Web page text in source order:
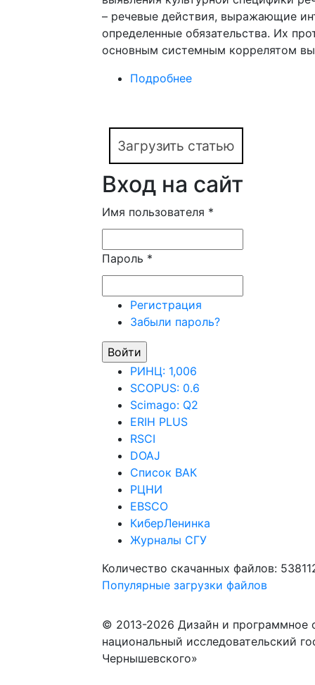
– речевые действия, выражающие
определенные обязательства. Их
основным системным коррелятом
Подробнее
Загрузить статью
Вход на сайт
Имя пользователя *
Пароль *
Регистрация
Забыли пароль?
РИНЦ: 1,006
SCOPUS: 0.6
Scimago: Q2
ERIH PLUS
RSCI
DOAJ
Список ВАК
РЦНИ
EBSCO
КиберЛенинка
Журналы СГУ
Количество скачанных файлов:
Популярные загрузки файлов
© 2013-2026 Дизайн и программное
национальный исследовательский
Чернышевского»